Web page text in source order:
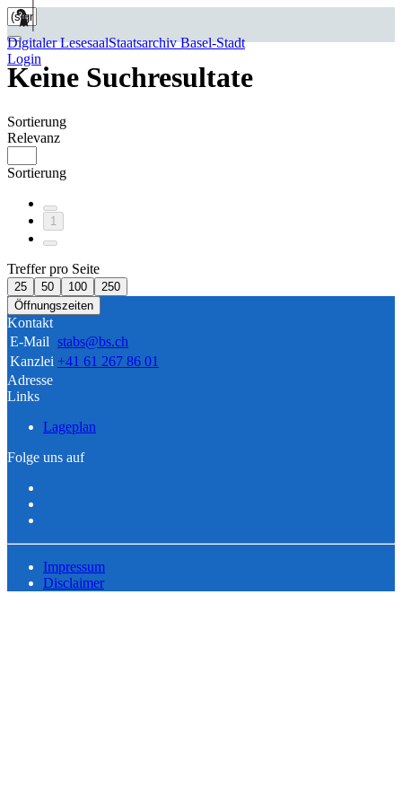
Digitaler LesesaalStaatsarchiv Basel-Stadt
Login
Keine Suchresultate
Sortierung
Relevanz
Sortierung
1
Treffer pro Seite
25 50 100
250
Öffnungszeiten
Kontakt
E-Mail stabs@bs.ch
Kanzlei +41 61 267 86 01
Adresse
Links
Lageplan
Folge uns auf
Impressum
Disclaimer